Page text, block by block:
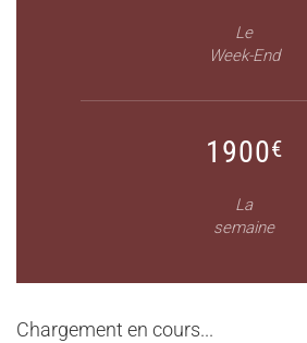
Le
Week-End
1900€
La
semaine
Chargement en cours...